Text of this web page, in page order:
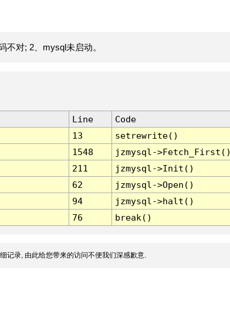
不对; 2、mysql未启动。
Line
Code
13
setrewrite()
1548
jzmysql-
211
jzmysql->Init()
62
jzmysql->Open()
94
jzmysql->halt()
76 break()
记录, 由此给您带来的访问不便我们深感歉意.